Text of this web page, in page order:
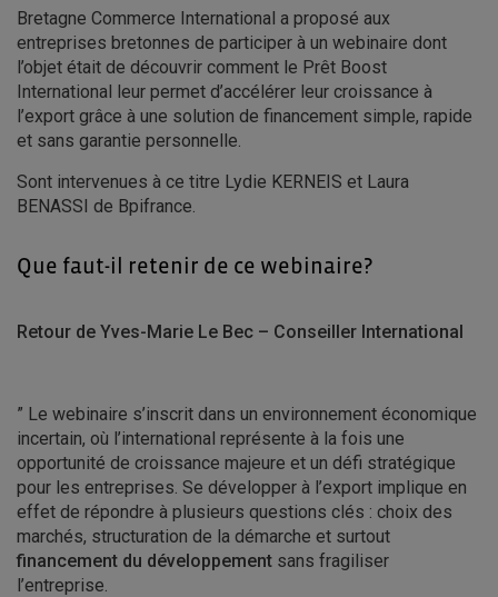
Bretagne Commerce International a proposé aux
entreprises bretonnes de participer à un webinaire dont
l’objet était de découvrir comment le Prêt Boost
International leur permet d’accélérer leur croissance à
l’export grâce à une solution de financement simple, rapide
et sans garantie personnelle.
Sont intervenues à ce titre Lydie KERNEIS et Laura
BENASSI de Bpifrance.
Que faut-il retenir de ce webinaire?
Retour de Yves-Marie Le Bec – Conseiller International
” Le webinaire s’inscrit dans un environnement économique
incertain, où l’international représente à la fois une
opportunité de croissance majeure et un défi stratégique
pour les entreprises. Se développer à l’export implique en
effet de répondre à plusieurs questions clés : choix des
marchés, structuration de la démarche et surtout
financement du développement sans fragiliser
l’entreprise.